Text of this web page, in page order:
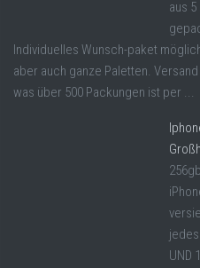
aus
Individuelles Wunsch-paket
aber auch ganze Paletten.
was über 500 Packungen ist per ...
UND